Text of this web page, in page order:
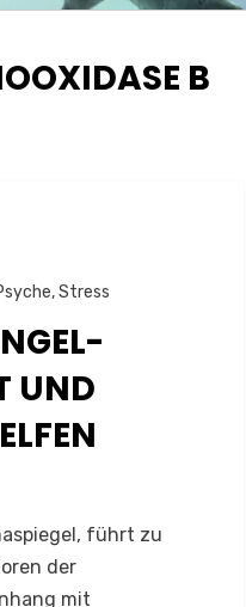
B
,Stress
UND
führt zu
der
mit